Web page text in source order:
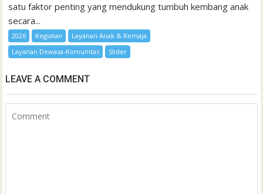
satu faktor penting yang mendukung tumbuh kembang anak
secara...
2026 Kegiatan
Layanan Anak & Remaja
Layanan Dewasa-Komunitas
Slider
LEAVE A COMMENT